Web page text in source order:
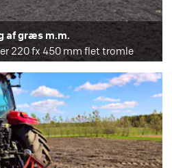
af græs m.m.
220 fx 450 mm flet tromle